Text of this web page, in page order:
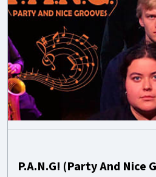
P.A.N.G! (Party And Nice